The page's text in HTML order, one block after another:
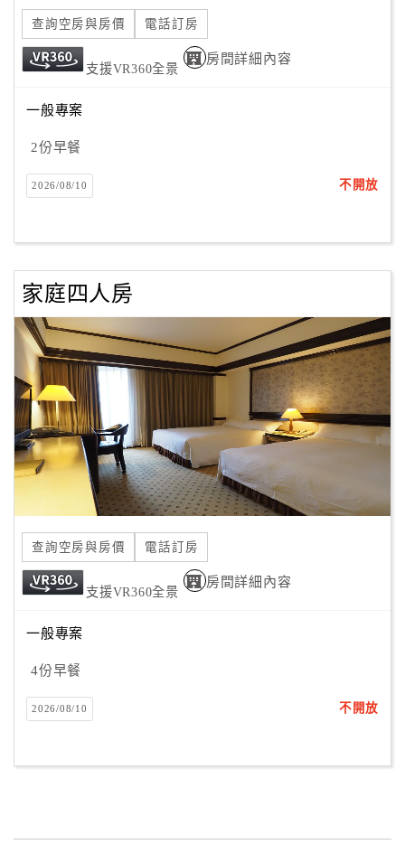
伴
計
劃
品
宣
傳
查詢空房與房價 電話訂房
支援VR360全景
房間詳細內容
一般專案
2份早餐
2026/08/10 不開放
家庭四人房
查詢空房與房價 電話訂房
支援VR360全景
房間詳細內容
一般專案
4份早餐
2026/08/10 不開放